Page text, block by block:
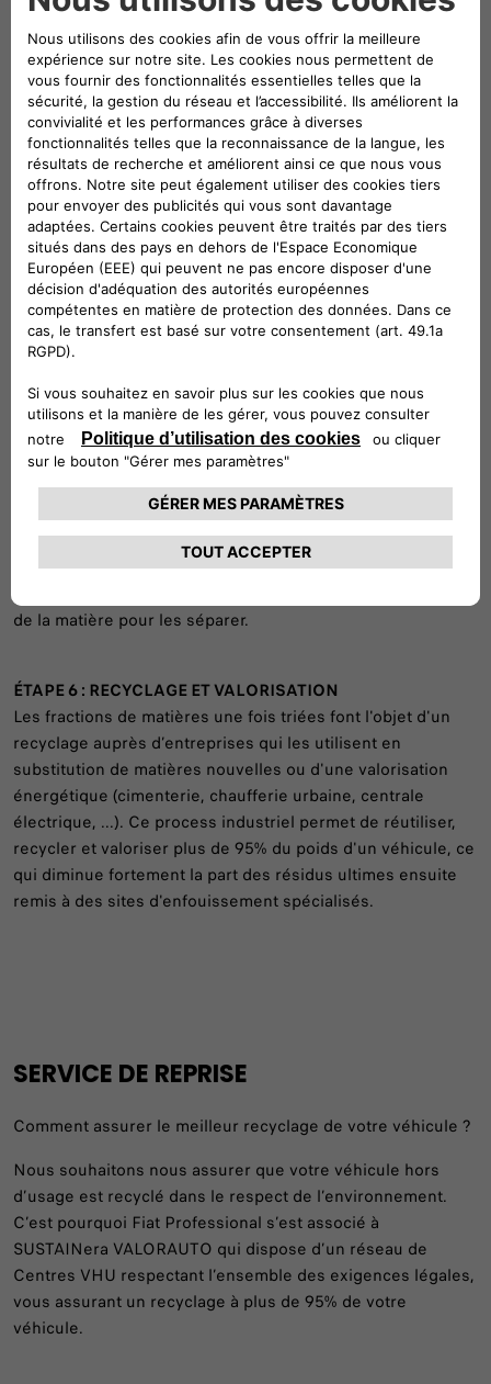
électrifiés) et les pneumatiques sont déposés. Les airbags
sont neutralisés. Notre partenaire enlève ensuite le
carburant résiduel et les autres liquides du véhicule : huile
du moteur, huile de transmission, liquides de frein et de
refroidissement et fluide frigorigène du système de
climatisation. Ces déchets polluants sont valorisés au sein
de leurs filières de traitements respectives.
ÉTAPE 4 : DÉMONTAGE POUR RÉUTILISATION
L’étape suivante consiste à démonter des pièces
mécaniques ou de carrosserie, des composants électriques
ou électroniques pour les réutiliser en pièces de réemploi.
Les matériaux tels que le plastique ou les métaux sont
également récupérés pour être recyclés à cette étape.
ÉTAPE 5 : BROYAGE ET TRI
Les carcasses dépolluées sont envoyées dans un broyeur
qui les déchiquète en morceaux de quelques centimètres
de côté. Les résidus sont encore broyés et triés plusieurs
fois par des procédés automatisés (aimants, courant de
de la matière pour les séparer.
ÉTAPE 6 : RECYCLAGE ET VALORISATION
Les fractions de matières une fois triées font l'objet d'un
recyclage auprès d’entreprises qui les utilisent en
substitution de matières nouvelles ou d'une valorisation
énergétique (cimenterie, chaufferie urbaine, centrale
électrique, ...). Ce process industriel permet de réutiliser,
recycler et valoriser plus de 95% du poids d'un véhicule, ce
qui diminue fortement la part des résidus ultimes ensuite
remis à des sites d'enfouissement spécialisés.
SERVICE DE REPRISE
Comment assurer le meilleur recyclage de votre véhicule ?
Nous souhaitons nous assurer que votre véhicule hors
d’usage est recyclé dans le respect de l’environnement.
C’est pourquoi Fiat Professional s’est associé à
SUSTAINera VALORAUTO qui dispose d’un réseau de
Centres VHU respectant l’ensemble des exigences légales,
vous assurant un recyclage à plus de 95% de votre
véhicule.